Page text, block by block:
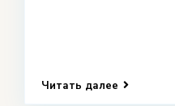
Читать далее